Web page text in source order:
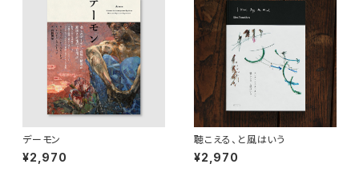
デーモン
¥2,970
聴こえる、と風はいう
¥2,970